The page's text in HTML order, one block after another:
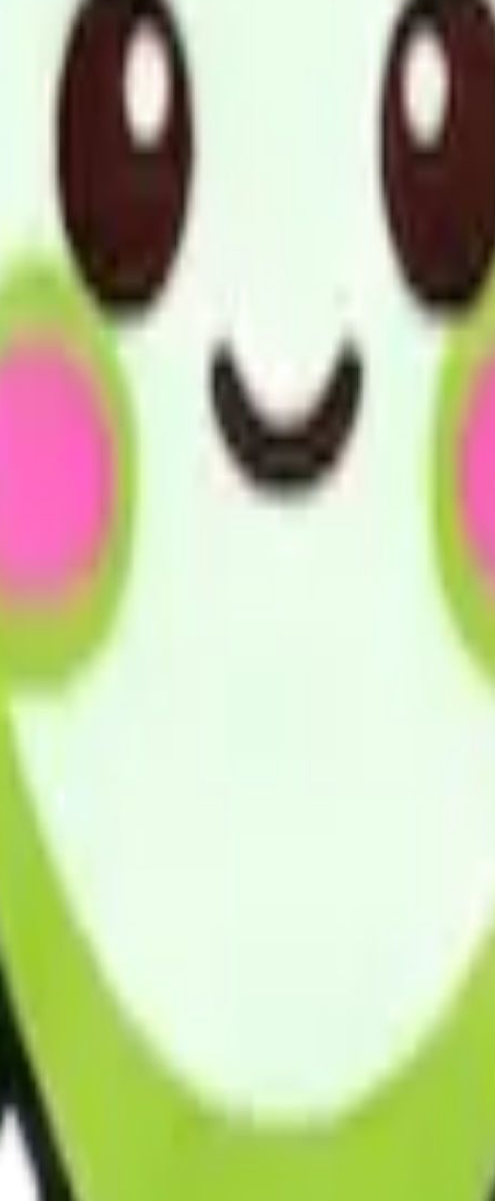
活を営むことができるよう、要介護者等の心身の状況、日
大里郡寄居町、児玉郡上里町、児玉郡美里町、比企郡小川